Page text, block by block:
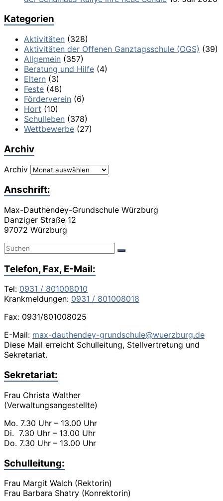
Kategorien
Aktivitäten (328)
Aktivitäten der Offenen Ganztagsschule (OGS) (39)
Allgemein (357)
Beratung und Hilfe (4)
Eltern (3)
Feste (48)
Förderverein (6)
Hort (10)
Schulleben (378)
Wettbewerbe (27)
Archiv
Archiv
Anschrift:
Max-Dauthendey-Grundschule Würzburg
Danziger Straße 12
97072 Würzburg
Telefon, Fax, E-Mail:
Tel: 0931 / 801008010
Krankmeldungen: 0931 / 801008018
Fax: 0931/801008025
E-Mail: max-dauthendey-grundschule@wuerzburg.de
Diese Mail erreicht Schulleitung, Stellvertretung und
Sekretariat.
Sekretariat:
Frau Christa Walther
(Verwaltungsangestellte)
Mo. 7.30 Uhr – 13.00 Uhr
Di. 7.30 Uhr – 13.00 Uhr
Do. 7.30 Uhr – 13.00 Uhr
Schulleitung:
Frau Margit Walch (Rektorin)
Frau Barbara Shatry (Konrektorin)